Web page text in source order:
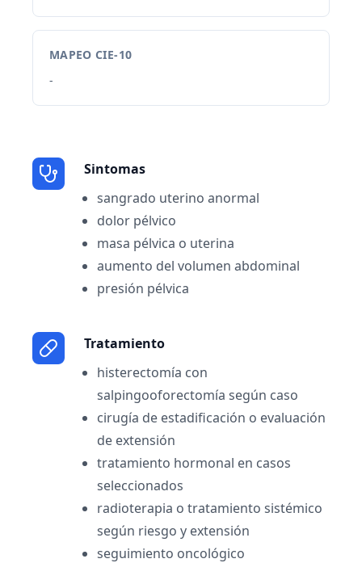
MAPEO CIE-10
-
Sintomas
sangrado uterino anormal
dolor pélvico
masa pélvica o uterina
aumento del volumen abdominal
presión pélvica
Tratamiento
histerectomía con
salpingooforectomía según caso
cirugía de estadificación o evaluación
de extensión
tratamiento hormonal en casos
seleccionados
radioterapia o tratamiento sistémico
según riesgo y extensión
seguimiento oncológico